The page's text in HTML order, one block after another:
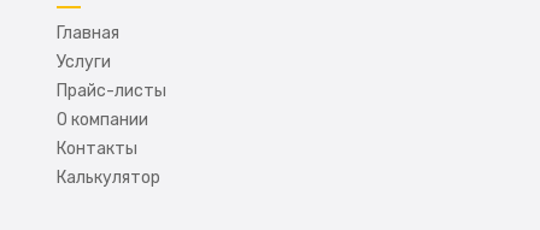
Главная
Услуги
Прайс-листы
О компании
Контакты
Калькулятор